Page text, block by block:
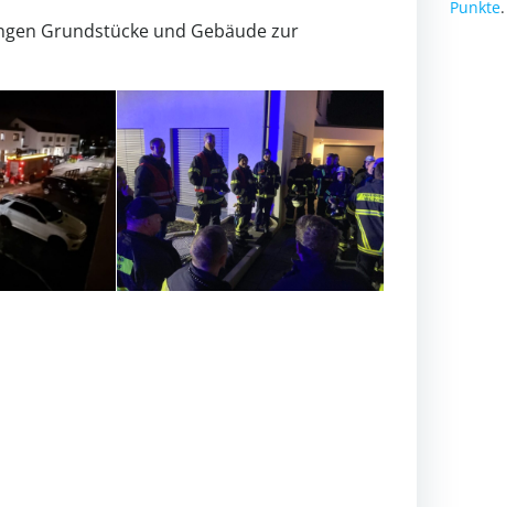
Grundstücke und Gebäude zur
Punkte.